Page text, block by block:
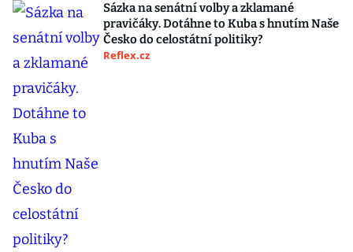
Sázka na senátní volby a zklamané
pravičáky. Dotáhne to Kuba s hnutím Naše
Česko do celostátní politiky?
Reflex.cz